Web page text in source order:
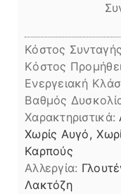
Κόστος
Kόστος
Ενεργειακή
Βαθμός
Χαρακτηριστικά:
Χωρίς Αυγό,
Καρπούς
Αλλεργία:
Λακτόζη